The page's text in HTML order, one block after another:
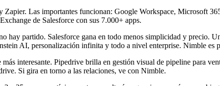
Zapier. Las importantes funcionan: Google Workspace, Microsoft
de Salesforce con sus 7.000+ apps.
hay partido. Salesforce gana en todo menos simplicidad y precio.
AI, personalización infinita y todo a nivel enterprise. Nimble es
interesante. Pipedrive brilla en gestión visual de pipeline para
Si gira en torno a las relaciones, ve con Nimble.